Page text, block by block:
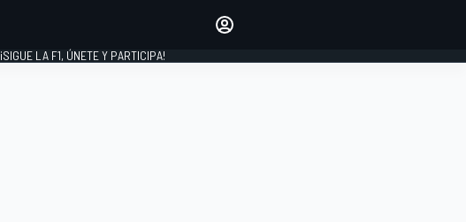
¡SIGUE LA F1, ÚNETE Y PARTICIPA!